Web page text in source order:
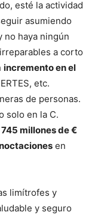
esté la actividad
asumiendo
no haya ningún
a corto
incremento en el
etc.
de personas.
solo en la C.
745 millones de €
en
limítrofes y
y seguro